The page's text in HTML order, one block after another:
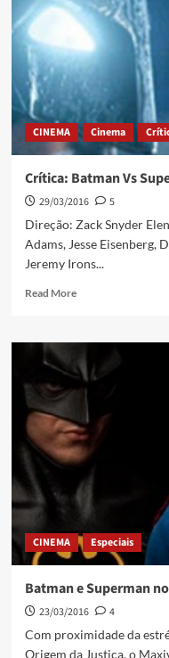
CINEMA Cinema
Crítica: Batman Vs
29/03/2016
5
Direção: Zack Snyder
Adams, Jesse Eisenberg,
Jeremy Irons...
Read More
CINEMA Especiais
Batman e Superman
23/03/2016
4
Com proximidade da
Origem da Justiça, o